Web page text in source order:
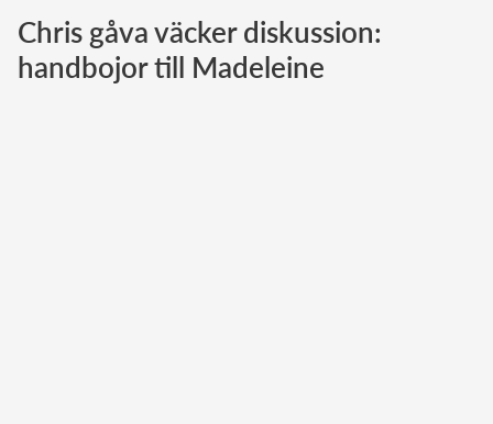
Norska kungahuset
Danska kungahuset
Chris gåva väcker diskussion:
handbojor till Madeleine